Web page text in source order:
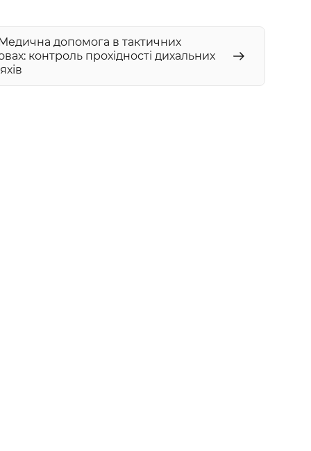
Медична допомога в тактичних
контроль прохідності дихальних